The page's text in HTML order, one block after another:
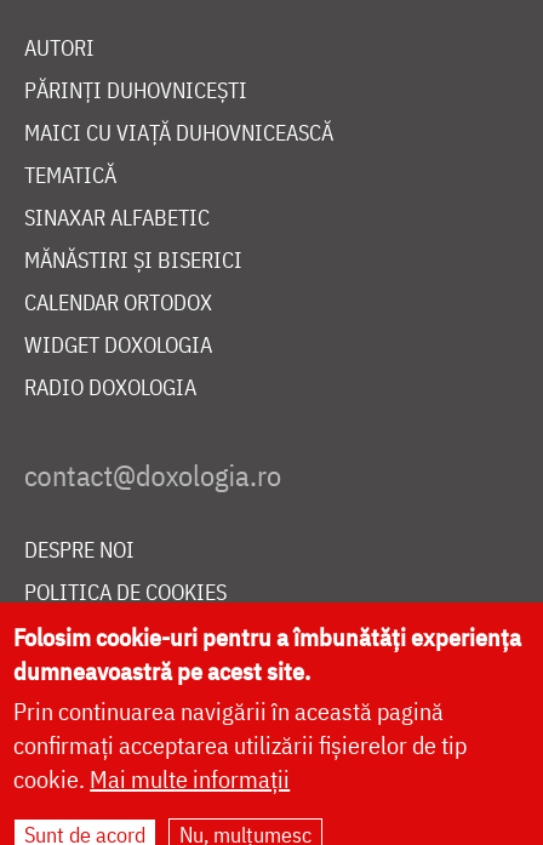
AUTORI
PĂRINȚI DUHOVNICEȘTI
MAICI CU VIAȚĂ DUHOVNICEASCĂ
TEMATICĂ
SINAXAR ALFABETIC
MĂNĂSTIRI ȘI BISERICI
CALENDAR ORTODOX
WIDGET DOXOLOGIA
RADIO DOXOLOGIA
DESPRE NOI
POLITICA DE COOKIES
DONEAZĂ ONLINE PENTRU CATEDRALA NAȚIONALĂ
LIVE
Folosim cookie-uri pentru a îmbunătăți experiența
dumneavoastră pe acest site.
Prin continuarea navigării în această pagină
confirmați acceptarea utilizării fișierelor de tip
cookie. Mai multe informații
Sunt de acord Nu, mulțumesc